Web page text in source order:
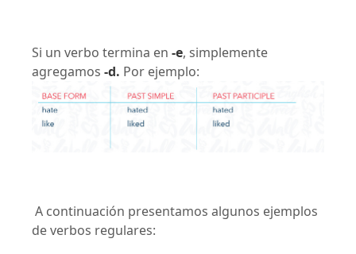
Si un verbo termina en -e, simplemente
agregamos -d. Por ejemplo:
A continuación presentamos algunos ejemplos
de verbos regulares: